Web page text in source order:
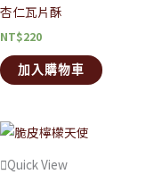
杏仁瓦片酥
NT$220
加入購物車
Quick View